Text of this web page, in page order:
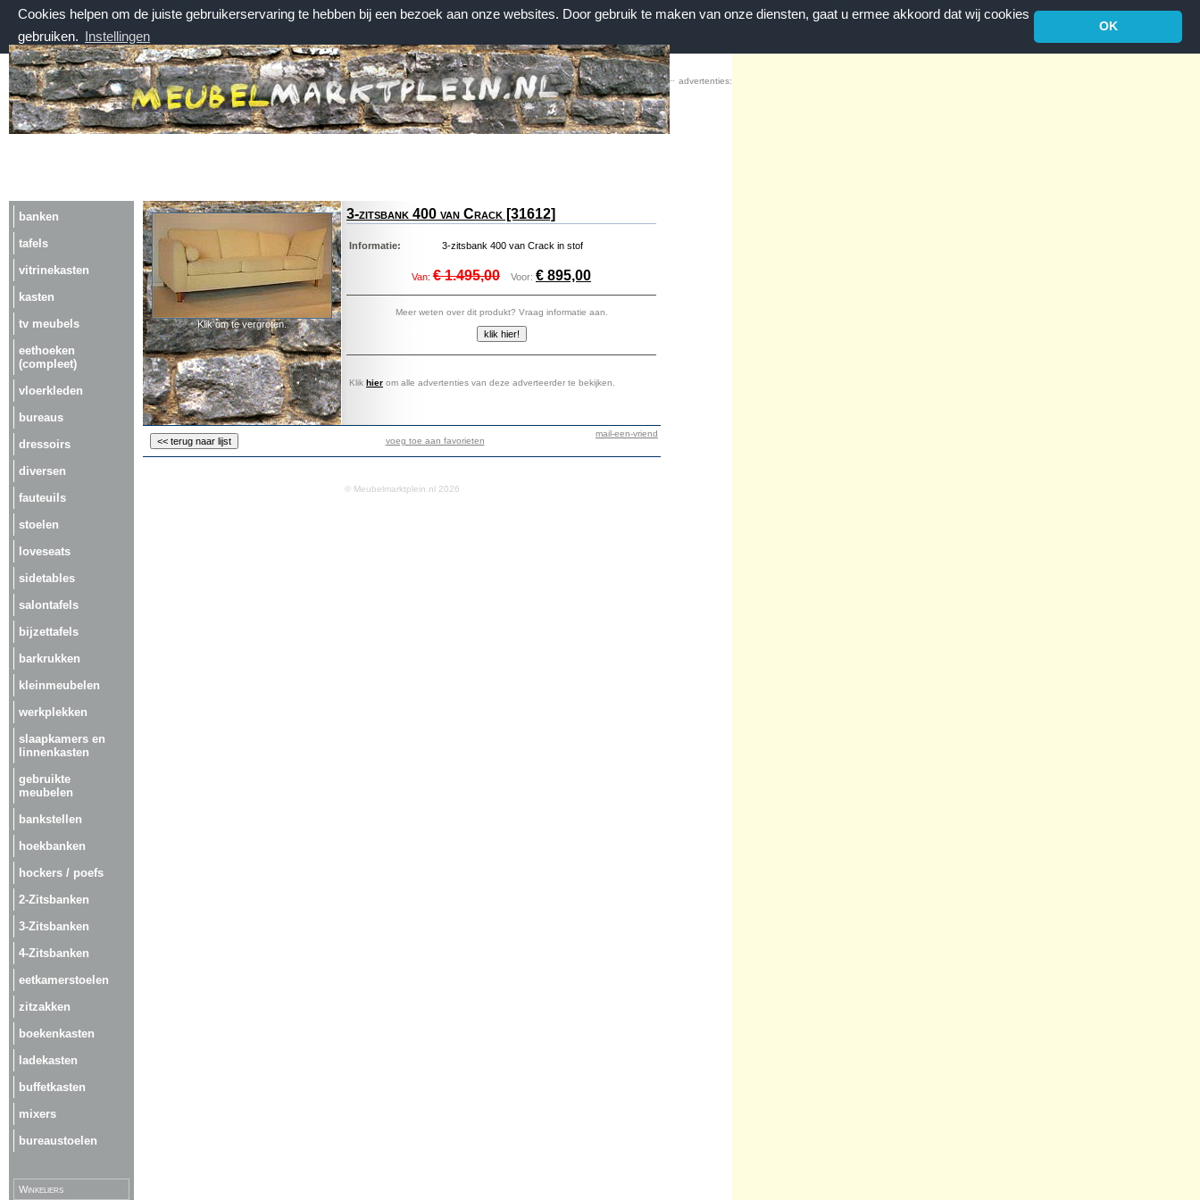
Cookies helpen om de juiste gebruikerservaring te hebben bij een bezoek aan onze websites. Door gebruik te maken van onze diensten, gaat u ermee akkoord dat wij cookies
gebruiken. Instellingen
OK
zaterdag 8 augustus 2026, 15:48 uur
Welkom bij Meubelmarktplein.nl
Home | Contact | Favorieten
advertenties:
banken
tafels
vitrinekasten
kasten
tv meubels
eethoeken
(compleet)
vloerkleden
bureaus
dressoirs
diversen
fauteuils
stoelen
loveseats
sidetables
salontafels
bijzettafels
barkrukken
kleinmeubelen
werkplekken
slaapkamers en
linnenkasten
gebruikte
meubelen
bankstellen
hoekbanken
hockers / poefs
2-Zitsbanken
3-Zitsbanken
4-Zitsbanken
eetkamerstoelen
zitzakken
boekenkasten
ladekasten
buffetkasten
mixers
bureaustoelen
Winkeliers
Klik om te vergroten.
3-zitsbank 400 van Crack [31612]
Informatie: 3-zitsbank 400 van Crack in stof
Van: € 1.495,00 Voor: € 895,00
Meer weten over dit produkt? Vraag informatie aan.
Klik hier om alle advertenties van deze adverteerder te bekijken.
voeg toe aan favorieten
mail-een-vriend
© Meubelmarktplein.nl 2026